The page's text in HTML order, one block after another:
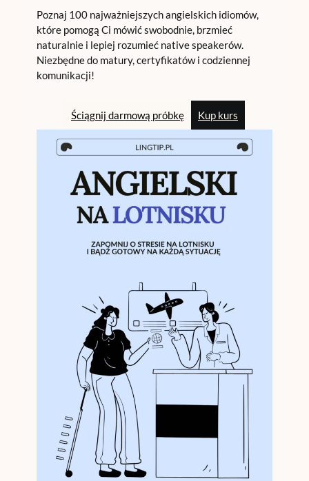
Poznaj 100 najważniejszych angielskich idiomów,
które pomogą Ci mówić swobodnie, brzmieć
naturalnie i lepiej rozumieć native speakerów.
Niezbędne do matury, certyfikatów i codziennej
komunikacji!
Ściągnij darmową próbkę Kup kurs